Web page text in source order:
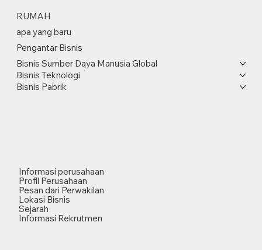
RUMAH
apa yang baru
Pengantar Bisnis
Bisnis Sumber Daya Manusia Global
Bisnis Teknologi
Bisnis Pabrik
Informasi perusahaan
Profil Perusahaan
Pesan dari Perwakilan
Lokasi Bisnis
Sejarah
Informasi Rekrutmen